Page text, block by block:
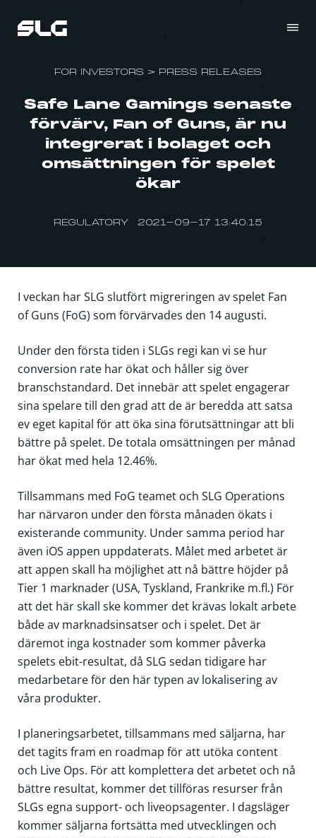
FOR INVESTORS > PRESS RELEASES
Safe Lane Gamings senaste
förvärv, Fan of Guns, är nu
integrerat i bolaget och
omsättningen för spelet
ökar
REGULATORY 2021-09-17 13:40:15
I veckan har SLG slutfört migreringen av spelet Fan
of Guns (FoG) som förvärvades den 14 augusti.
Under den första tiden i SLGs regi kan vi se hur
conversion rate har ökat och håller sig över
branschstandard. Det innebär att spelet engagerar
sina spelare till den grad att de är beredda att satsa
ev eget kapital för att öka sina förutsättningar att bli
bättre på spelet. De totala omsättningen per månad
har ökat med hela 12.46%.
Tillsammans med FoG teamet och SLG Operations
har närvaron under den första månaden ökats i
existerande community. Under samma period har
även iOS appen uppdaterats. Målet med arbetet är
att appen skall ha möjlighet att nå bättre höjder på
Tier 1 marknader (USA, Tyskland, Frankrike m.fl.) För
att det här skall ske kommer det krävas lokalt arbete
både av marknadsinsatser och i spelet. Det är
däremot inga kostnader som kommer påverka
spelets ebit-resultat, då SLG sedan tidigare har
medarbetare för den här typen av lokalisering av
våra produkter.
I planeringsarbetet, tillsammans med säljarna, har
det tagits fram en roadmap för att utöka content
och Live Ops. För att komplettera det arbetet och nå
bättre resultat, kommer det tillföras resurser från
SLGs egna support- och liveopsagenter. I dagsläger
kommer säljarna fortsätta med utvecklingen och